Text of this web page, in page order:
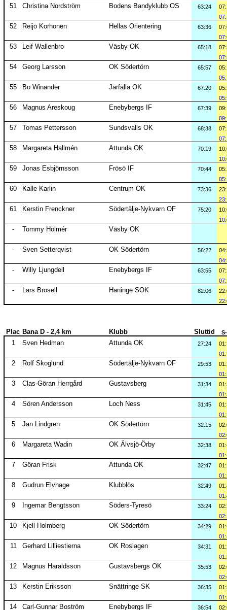
51 Christina Nordström Bodens Bandyklubb OS 63:24
52 Reijo Korhonen Hellas Orientering 63:36
53 Leif Wallenbro Väsby OK 65:18
54 Georg Larsson OK Södertörn 65:57
55 Bo Winander Järfälla OK 67:20
56 Magnus Areskoug Enebybergs IF 67:39
57 Tomas Pettersson Sundsvalls OK 68:38
58 Margareta Hallmén Attunda OK 70:19
59 Jonas Esbjörnsson Frösö IF 70:44
60 Kalle Karlin Centrum OK 73:36
61 Kerstin Frenckner Södertälje-Nykvarn OF 75:20
- Tommy Holmér Väsby OK
- Sven Setterqvist OK Södertörn 56:22
- Willy Ljungdell Enebybergs IF 63:55
- Lars Brosell Haninge SOK 82:06
Plac Bana D - 2,4 km Klubb Sluttid
1 Sven Hedman Attunda OK 27:24
2 Rolf Skoglund Södertälje-Nykvarn OF 29:53
3 Clas-Göran Herrgård Gustavsberg 31:34
4 Sören Andersson Loch Ness 31:45
5 Jan Lindgren OK Södertörn 32:15
6 Margareta Wadin OK Älvsjö-Örby 32:38
7 Göran Frisk Attunda OK 32:47
8 Gudrun Elvhage Klubblös 32:49
9 Ingemar Bengtsson Söders-Tyresö 33:24
10 Kjell Holmberg OK Södertörn 34:29
11 Gerhard Lilliestierna OK Roslagen 34:31
12 Magnus Haraldsson Gustavsbergs OK 35:53
13 Kerstin Eriksson Snättringe SK 36:35
14 Carl-Gunnar Boström Enebybergs IF 36:54